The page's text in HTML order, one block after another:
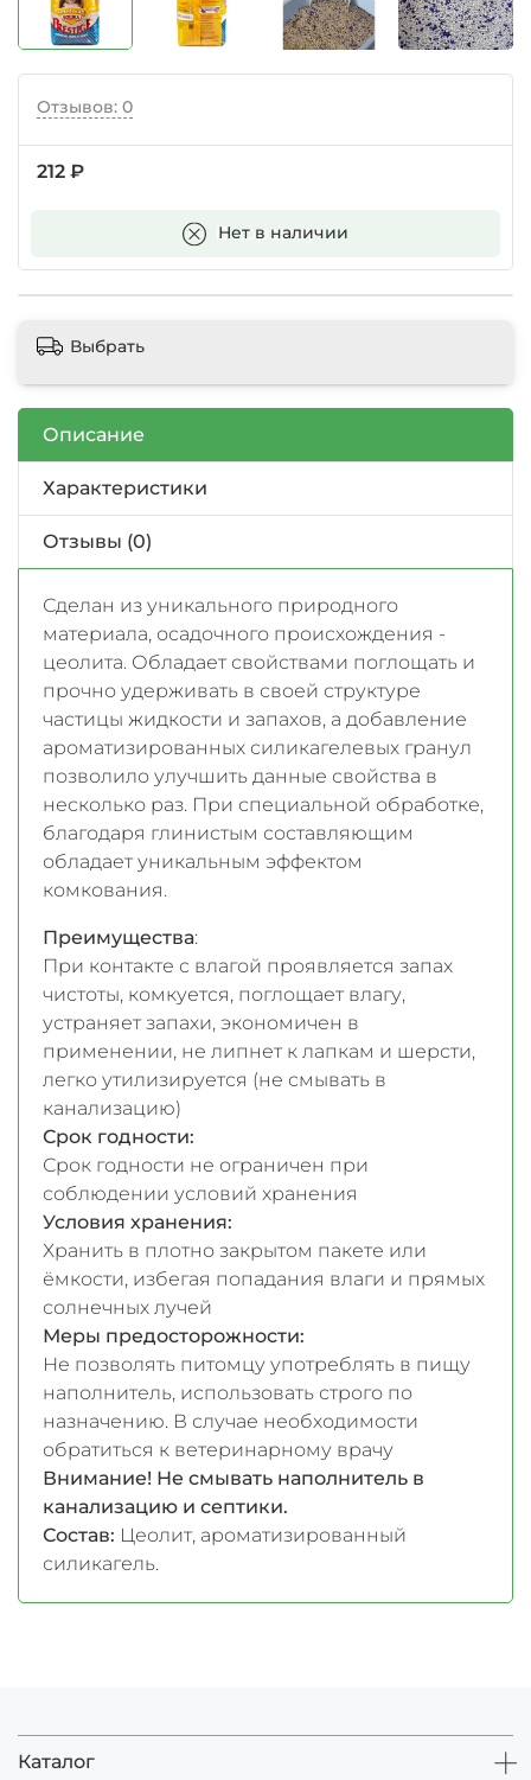
Отзывов: 0
212 ₽
Нет в наличии
В корзину
Выбрать
Описание
Характеристики
Отзывы (0)
Сделан из уникального природного
материала, осадочного происхождения -
цеолита. Обладает свойствами поглощать и
прочно удерживать в своей структуре
частицы жидкости и запахов, а добавление
ароматизированных силикагелевых гранул
позволило улучшить данные свойства в
несколько раз. При специальной обработке,
благодаря глинистым составляющим
обладает уникальным эффектом
комкования.
Преимущества:
При контакте с влагой проявляется запах
чистоты, комкуется, поглощает влагу,
устраняет запахи, экономичен в
применении, не липнет к лапкам и шерсти,
легко утилизируется (не смывать в
канализацию)
Срок годности:
Срок годности не ограничен при
соблюдении условий хранения
Условия хранения:
Хранить в плотно закрытом пакете или
ёмкости, избегая попадания влаги и прямых
солнечных лучей
Меры предосторожности:
Не позволять питомцу употреблять в пищу
наполнитель, использовать строго по
назначению. В случае необходимости
обратиться к ветеринарному врачу
Внимание! Не смывать наполнитель в
канализацию и септики.
Состав: Цеолит, ароматизированный
силикагель.
Каталог